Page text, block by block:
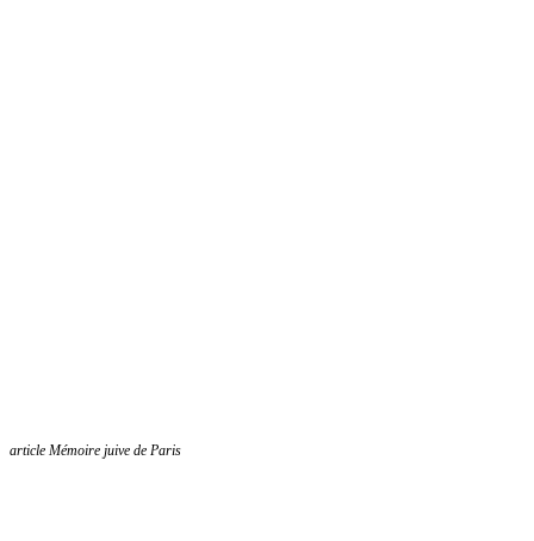
article Mémoire juive de Paris